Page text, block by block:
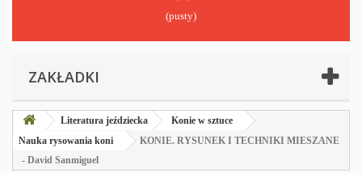
(pusty)
ZAKŁADKI
Literatura jeździecka
Konie w sztuce
Nauka rysowania koni
KONIE. RYSUNEK I TECHNIKI MIESZANE
- David Sanmiguel